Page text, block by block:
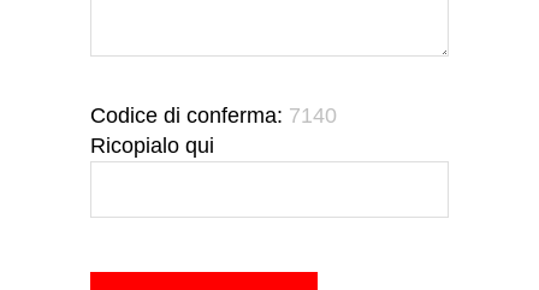
Codice di conferma: 7140
Ricopialo qui